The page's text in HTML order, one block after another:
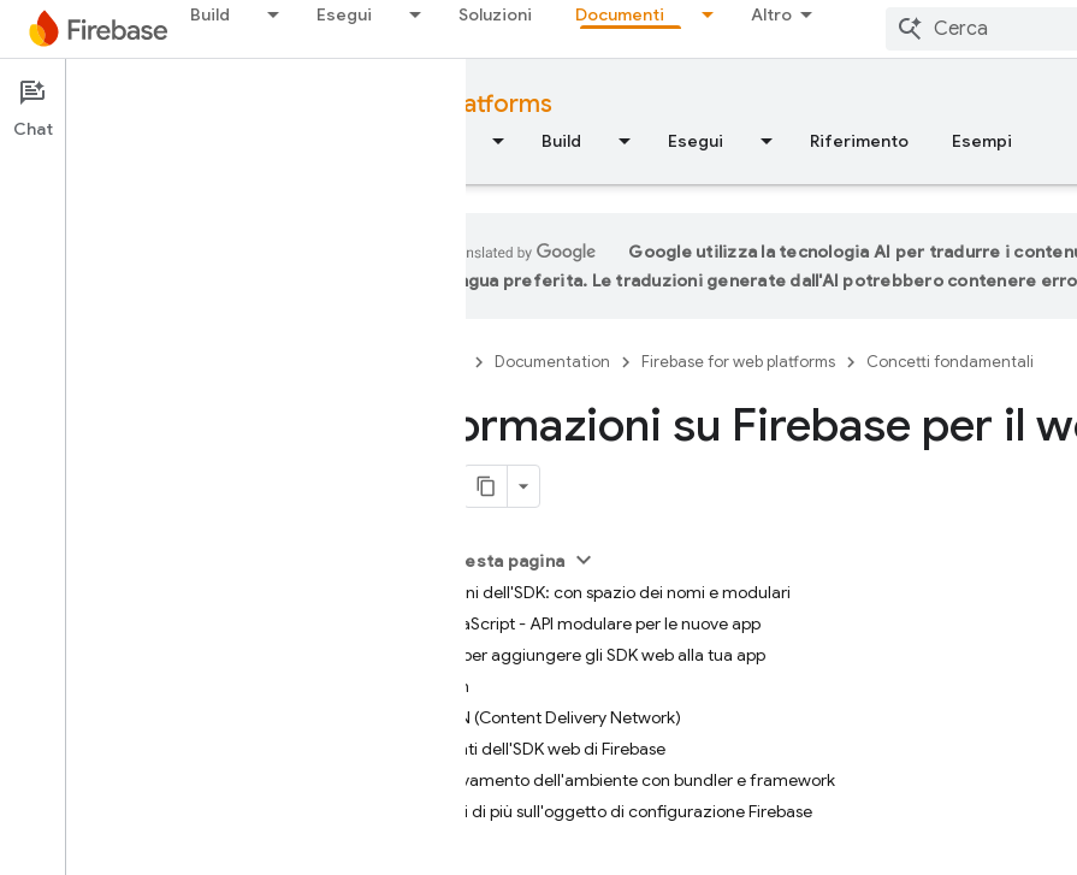
Build Esegui Soluzioni Documenti Altro
Documentation Firebase for web platforms
Panoramica Build Esegui Riferimento Esempi
Google utilizza la tecnologia AI per tradurre i
lingua preferita. Le traduzioni generate dall'AI potrebbero contenere
Documentation Firebase for web platforms Concetti fondamentali
Informazioni su Firebase per il
Su questa pagina
Versioni dell'SDK: con spazio dei nomi e modulari
JavaScript - API modulare per le nuove app
Modi per aggiungere gli SDK web alla tua app
npm
CDN (Content Delivery Network)
Varianti dell'SDK web di Firebase
Rilevamento dell'ambiente con bundler e framework
Scopri di più sull'oggetto di configurazione Firebase
Chat